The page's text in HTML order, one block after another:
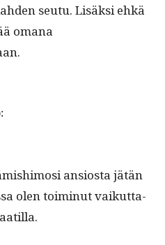
seu­tu. Lisäk­si ehkä
omana
ansios­ta jätän
olen toimin­ut vaikut­ta­